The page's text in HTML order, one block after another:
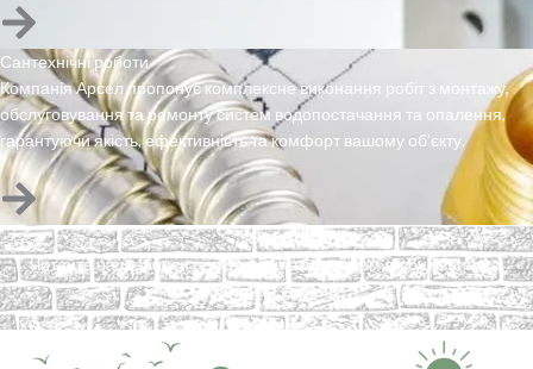
Сантехнічні роботи
Компанія Арсел пропонує комплексне виконання робіт з монтажу,
обслуговування та ремонту систем водопостачання та опалення,
гарантуючи якість, ефективність та комфорт вашому об’єкту.
Блог
Читайте наші записи присвячені таким темам як: будівництво,
ахітектура, дизайн